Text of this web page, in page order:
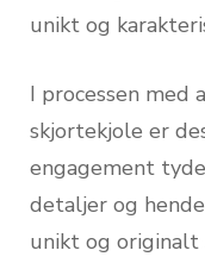
unikt og
I processen med
skjortekjole er
engagement
detaljer og
unikt og originalt